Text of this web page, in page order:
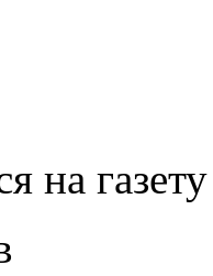
на газету